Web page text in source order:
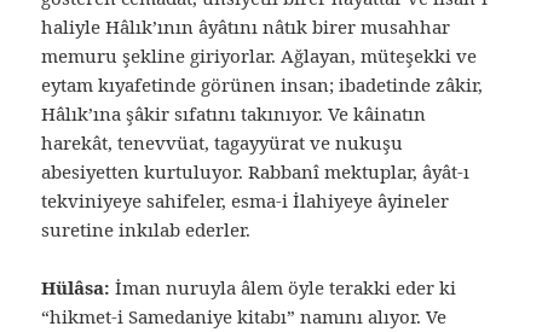
haliyle Hâlık’ının âyâtını nâtık birer musahhar
memuru şekline giriyorlar. Ağlayan, müteşekki ve
eytam kıyafetinde görünen insan; ibadetinde zâkir,
Hâlık’ına şâkir sıfatını takınıyor. Ve kâinatın
harekât, tenevvüat, tagayyürat ve nukuşu
abesiyetten kurtuluyor. Rabbanî mektuplar, âyât-ı
tekviniyeye sahifeler, esma-i İlahiyeye âyineler
suretine inkılab ederler.
Hülâsa: İman nuruyla âlem öyle terakki eder ki
“hikmet-i Samedaniye kitabı” namını alıyor. Ve